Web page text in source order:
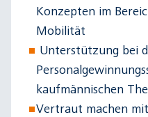
Konzepten im
Mobilität
Unterstützung bei
kaufmännischen
Vertraut machen